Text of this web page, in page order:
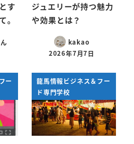
す
。
ジュエリーが持つ魅力
や効果とは？
kakao
投稿日
2026年7月7日
ー
龍馬情報ビジネス＆フー
ド専門学校